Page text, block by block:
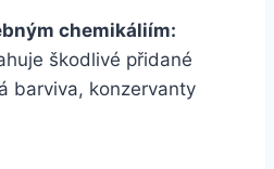
chemikáliím:
škodlivé přidané
barviva, konzervanty